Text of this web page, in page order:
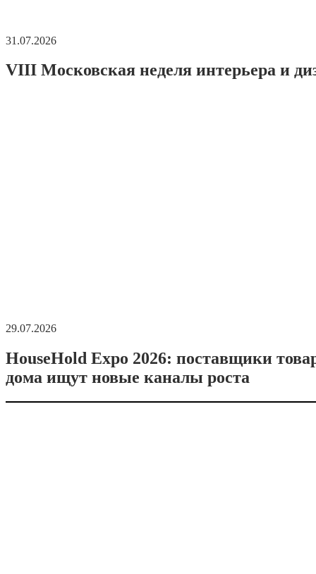
31.07.2026
VIII Московская неделя интерьера и
29.07.2026
HouseHold Expo 2026: поставщики
дома ищут новые каналы роста